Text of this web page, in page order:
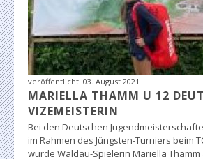
veröffentlicht: 03. August 2021
MARIELLA THAMM U 12
VIZEMEISTERIN
Bei den Deutschen
im Rahmen des Jüngsten-Turniers beim
wurde Waldau-Spielerin Mariella